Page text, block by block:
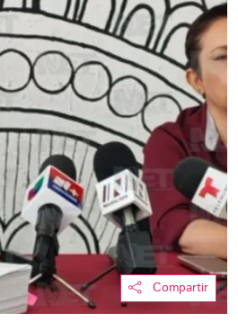
Compartir